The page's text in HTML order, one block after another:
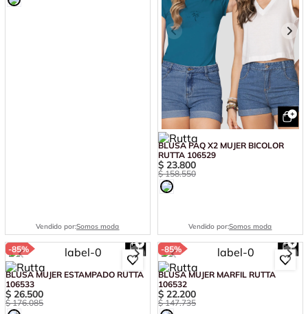
Vendido por:Somos moda
BLUSA PAQ X2 MUJER BICOLOR
RUTTA 106529
$ 23.800
$ 158.550
Vendido por:Somos moda
-85%
BLUSA MUJER ESTAMPADO RUTTA
106533
$ 26.500
$ 176.085
-85%
BLUSA MUJER MARFIL RUTTA
106532
$ 22.200
$ 147.735